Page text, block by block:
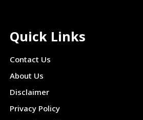
Quick Links
Contact Us
About Us
Disclaimer
Privacy Policy